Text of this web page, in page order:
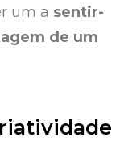
um a sentir-
de um